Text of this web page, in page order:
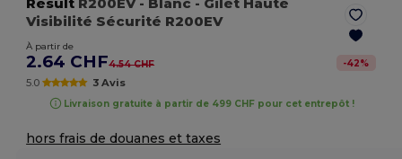
Visibilité Sécurité R200EV
À partir de
2.64 CHF4.54 CHF -42%
5.0 3 Avis
Livraison gratuite à partir de 499 CHF pour cet entrepôt !
hors frais de douanes et taxes